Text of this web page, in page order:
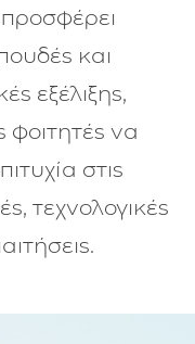
και
εξέλιξης,
φοιτητές να
στις
τεχνολογικές